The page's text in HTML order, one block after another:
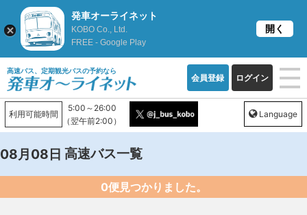
高速バス、定期観光バスの予約なら
会員登録 ログイン
利用可能時間
5:00～26:00
（翌午前2:00）
Language
08月08日 高速バス一覧
0便見つかりました。
発車オーライネット
KOBO Co., Ltd.
FREE - Google Play
開く